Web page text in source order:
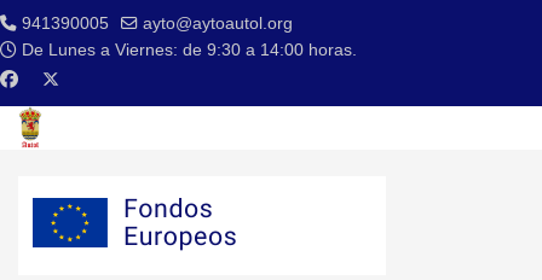
941390005
ayto@aytoautol.org
De Lunes a Viernes: de 9:30 a 14:00 horas.